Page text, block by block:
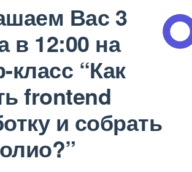
Вас 3
в 12:00 на
класс “Как
frontend
и собрать